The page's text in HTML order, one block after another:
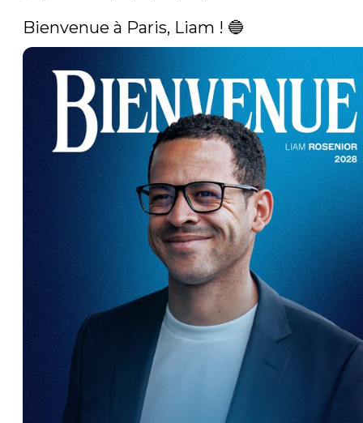
Bienvenue à Paris, Liam ! 🔵